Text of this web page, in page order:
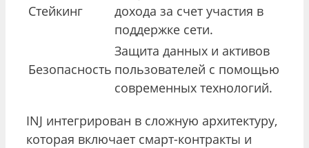
Стейкинг
дохода за счет участия в
поддержке сети.
Безопасность
Защита данных и активов
пользователей с помощью
современных технологий.
INJ интегрирован в сложную архитектуру,
которая включает смарт-контракты и